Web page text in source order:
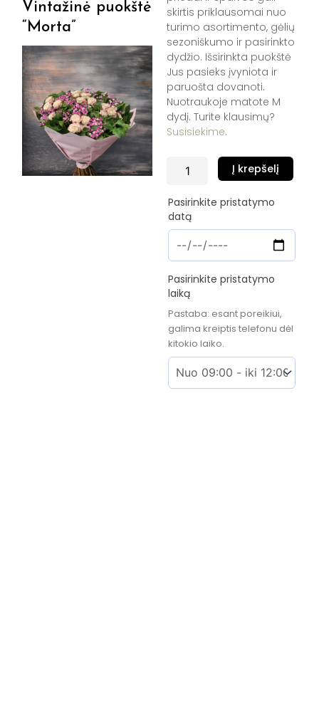
Vintažinė puokštė
“Morta”
skirtis priklausomai nuo
turimo asortimento, gėlių
sezoniškumo ir pasirinkto
dydžio. Išsirinkta puokštė
Jus pasieks įvyniota ir
paruošta dovanoti.
Nuotraukoje matote M
dydį. Turite klausimų?
Susisiekime.
produkto
kiekis:
puokštė
"Morta"
Į krepšelį
Pasirinkite pristatymo
datą
Pasirinkite pristatymo
laiką
Pastaba: esant poreikiui,
galima kreiptis telefonu dėl
kitokio laiko.